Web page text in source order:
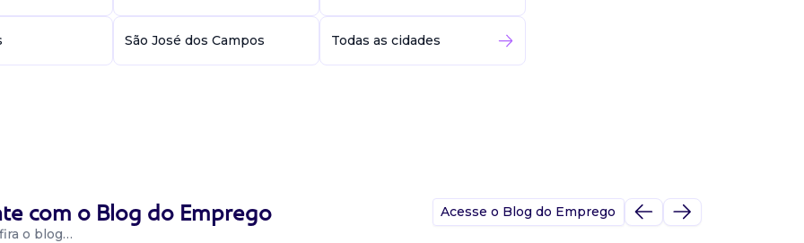
Médico
São José dos Campos Todas as cidades
com o Blog do Emprego
o blog…
Acesse o Blog do Emprego